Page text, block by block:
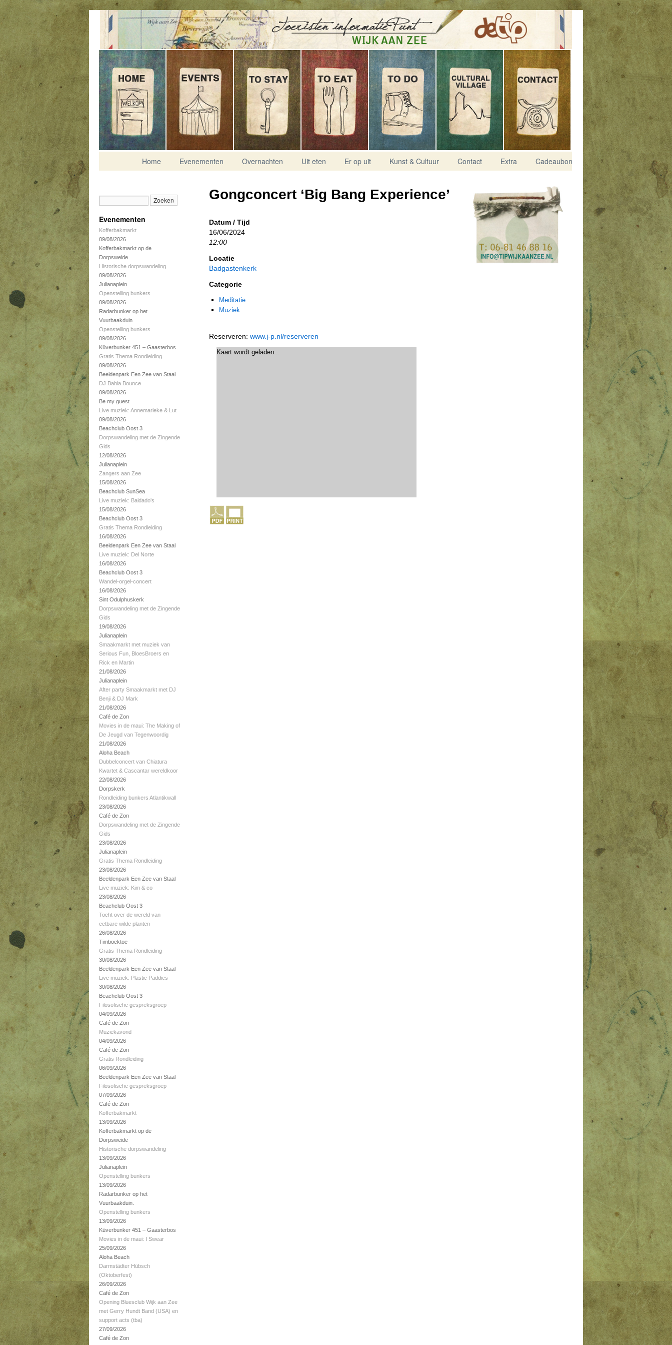
Contact
Home Evenementen Overnachten Uit eten Er op uit Kunst & Cultuur Contact Extra Cadeaubon
Evenementen
Kofferbakmarkt
09/08/2026
Kofferbakmarkt op de
Dorpsweide
Historische dorpswandeling
09/08/2026
Julianaplein
Openstelling bunkers
09/08/2026
Radarbunker op het
Vuurbaakduin.
Openstelling bunkers
09/08/2026
Küverbunker 451 – Gaasterbos
Gratis Thema Rondleiding
09/08/2026
Beeldenpark Een Zee van Staal
DJ Bahia Bounce
09/08/2026
Be my guest
Live muziek: Annemarieke & Lut
09/08/2026
Beachclub Oost 3
Dorpswandeling met de Zingende
Gids
12/08/2026
Julianaplein
Zangers aan Zee
15/08/2026
Beachclub SunSea
Live muziek: Baldado's
15/08/2026
Beachclub Oost 3
Gratis Thema Rondleiding
16/08/2026
Beeldenpark Een Zee van Staal
Live muziek: Del Norte
16/08/2026
Beachclub Oost 3
Wandel-orgel-concert
16/08/2026
Sint Odulphuskerk
Dorpswandeling met de Zingende
Gids
19/08/2026
Julianaplein
Smaakmarkt met muziek van
Serious Fun, BloesBroers en
Rick en Martin
21/08/2026
Julianaplein
After party Smaakmarkt met DJ
Benji & DJ Mark
21/08/2026
Café de Zon
Movies in de maui: The Making of
De Jeugd van Tegenwoordig
21/08/2026
Aloha Beach
Dubbelconcert van Chiatura
Kwartet & Cascantar wereldkoor
22/08/2026
Dorpskerk
Rondleiding bunkers Atlantikwall
23/08/2026
Café de Zon
Dorpswandeling met de Zingende
Gids
23/08/2026
Julianaplein
Gratis Thema Rondleiding
23/08/2026
Beeldenpark Een Zee van Staal
Live muziek: Kim & co
23/08/2026
Beachclub Oost 3
Tocht over de wereld van
eetbare wilde planten
26/08/2026
Timboektoe
Gratis Thema Rondleiding
30/08/2026
Beeldenpark Een Zee van Staal
Live muziek: Plastic Paddies
30/08/2026
Beachclub Oost 3
Filosofische gespreksgroep
04/09/2026
Café de Zon
Muziekavond
04/09/2026
Café de Zon
Gratis Rondleiding
06/09/2026
Beeldenpark Een Zee van Staal
Filosofische gespreksgroep
07/09/2026
Café de Zon
Kofferbakmarkt
13/09/2026
Kofferbakmarkt op de
Dorpsweide
Historische dorpswandeling
13/09/2026
Julianaplein
Openstelling bunkers
13/09/2026
Radarbunker op het
Vuurbaakduin.
Openstelling bunkers
13/09/2026
Küverbunker 451 – Gaasterbos
Movies in de maui: I Swear
25/09/2026
Aloha Beach
Darmstädter Hübsch
(Oktoberfest)
26/09/2026
Café de Zon
Opening Bluesclub Wijk aan Zee
met Gerry Hundt Band (USA) en
support acts (tba)
27/09/2026
Café de Zon
Gongconcert ‘Big Bang Experience’
Datum / Tijd
16/06/2024
12:00
Locatie
Badgastenkerk
Categorie
Meditatie
Muziek
Reserveren: www.j-p.nl/reserveren
Kaart wordt geladen...